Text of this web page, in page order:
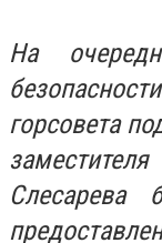
На
горсовета
Слесарева